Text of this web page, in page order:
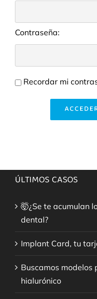
Contraseña:
Recordar mi
ÚLTIMOS CASOS
🤯¿Se te acumulan
dental?
Implant Card, tu
Buscamos
hialurónico